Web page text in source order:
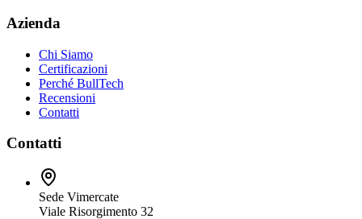
Azienda
Chi Siamo
Certificazioni
Perché BullTech
Recensioni
Contatti
Contatti
Sede Vimercate
Viale Risorgimento 32